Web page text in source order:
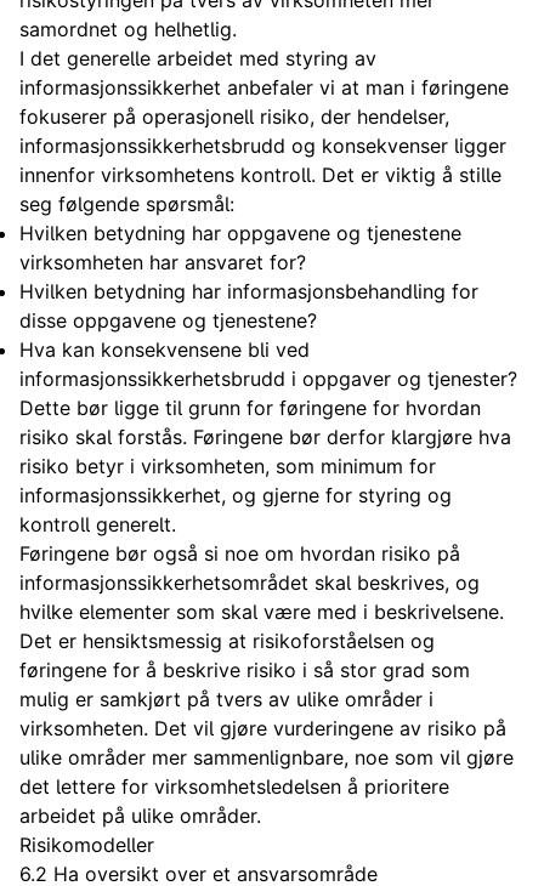
samordnet og helhetlig.
I det generelle arbeidet med styring av
informasjonssikkerhet anbefaler vi at man i føringene
fokuserer på operasjonell risiko, der hendelser,
informasjonssikkerhetsbrudd og konsekvenser ligger
innenfor virksomhetens kontroll. Det er viktig å stille
seg følgende spørsmål:
Hvilken betydning har oppgavene og tjenestene
virksomheten har ansvaret for?
Hvilken betydning har informasjonsbehandling for
disse oppgavene og tjenestene?
Hva kan konsekvensene bli ved
informasjonssikkerhetsbrudd i oppgaver og tjenester?
Dette bør ligge til grunn for føringene for hvordan
risiko skal forstås. Føringene bør derfor klargjøre hva
risiko betyr i virksomheten, som minimum for
informasjonssikkerhet, og gjerne for styring og
kontroll generelt.
Føringene bør også si noe om hvordan risiko på
informasjonssikkerhetsområdet skal beskrives, og
hvilke elementer som skal være med i beskrivelsene.
Det er hensiktsmessig at risikoforståelsen og
føringene for å beskrive risiko i så stor grad som
mulig er samkjørt på tvers av ulike områder i
virksomheten. Det vil gjøre vurderingene av risiko på
ulike områder mer sammenlignbare, noe som vil gjøre
det lettere for virksomhetsledelsen å prioritere
arbeidet på ulike områder.
Risikomodeller
6.2 Ha oversikt over et ansvarsområde